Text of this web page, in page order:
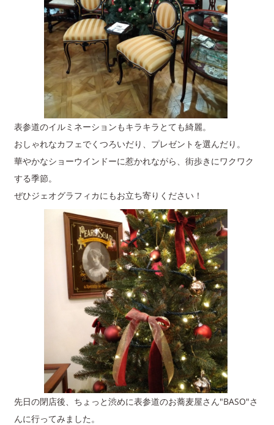
表参道のイルミネーションもキラキラとても綺麗。
おしゃれなカフェでくつろいだり、プレゼントを選んだり。
華やかなショーウインドーに惹かれながら、街歩きにワクワク
する季節。
ぜひジェオグラフィカにもお立ち寄りください！
先日の閉店後、ちょっと渋めに表参道のお蕎麦屋さん"BASO"さ
んに行ってみました。